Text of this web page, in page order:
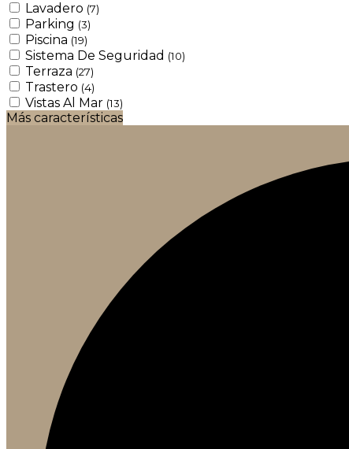
Lavadero (7)
Parking (3)
Piscina (19)
Sistema De Seguridad (10)
Terraza (27)
Trastero (4)
Vistas Al Mar (13)
Más características